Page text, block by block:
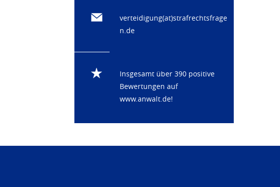
verteidigung(at)strafrechtsfrage
n.de
Insgesamt über 390 positive
Bewertungen auf
www.anwalt.de!